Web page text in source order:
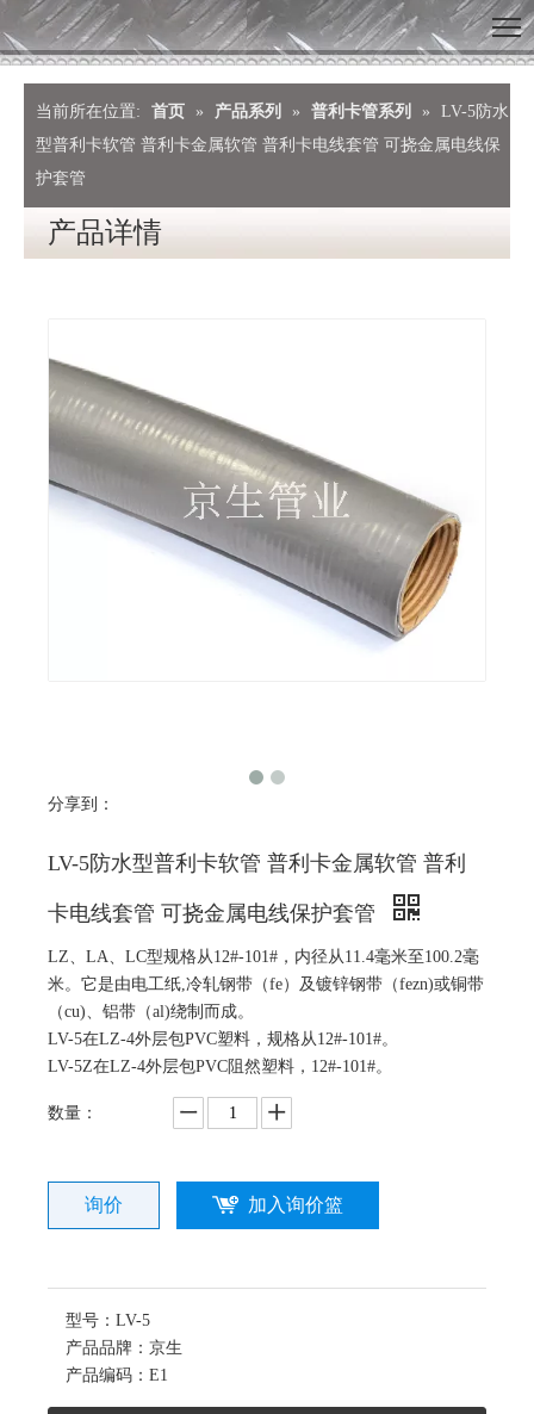
当前所在位置: 首页 » 产品系列 » 普利卡管系列 »
LV-5防水
型普利卡软管 普利卡金属软管 普利卡电线套管 可挠金属电线保
护套管
产品详情
分享到：
LV-5防水型普利卡软管 普利卡金属软管 普利
卡电线套管 可挠金属电线保护套管
LZ、LA、LC型规格从12#-101#，内径从11.4毫米至100.2毫
米。它是由电工纸,冷轧钢带（fe）及镀锌钢带（fezn)或铜带
（cu)、铝带（al)绕制而成。
LV-5在LZ-4外层包PVC塑料，规格从12#-101#。
LV-5Z在LZ-4外层包PVC阻然塑料，12#-101#。
数量：
询价 加入询价篮
型号： LV-5
产品品牌： 京生
产品编码： E1